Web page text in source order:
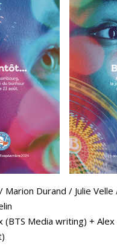
Marion Durand / Julie
(BTS Media writing) + Alex